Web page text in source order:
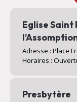
Eglise Saint
Adresse : Place
Horaires :
Presbytère